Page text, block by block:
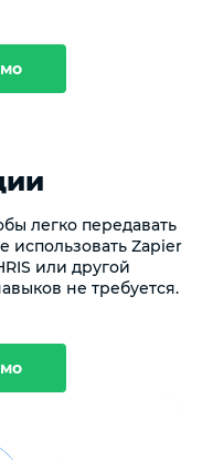
легко передавать
Zapier
или другой
не требуется.